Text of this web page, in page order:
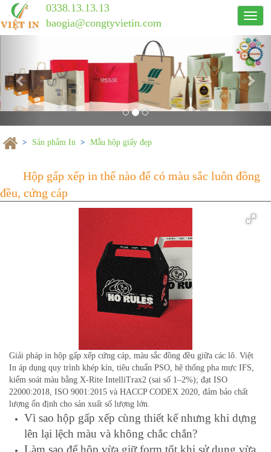
Công
ty
in
ấn
Việt
In
0338.13.13.13
baogia@congtyvietin.com
Hộp gấp xếp in thế nào để có màu
Giải pháp in hộp gấp xếp cứng cáp, màu sắc đồng đều giữa các lô. Việt
In áp dụng quy trình khép kín, tiêu chuẩn PSO, hệ thống pha mực IFS,
kiểm soát màu bằng X-Rite IntelliTrax2 (sai số 1–2%); đạt ISO
22000:2018, ISO 9001:2015 và HACCP CODEX 2020, đảm bảo chất
lượng ổn định cho sản xuất số lượng lớn.
Vì sao hộp gấp xếp cùng thiết kế nhưng khi dựng
lên lại lệch màu và không chắc chắn?
Làm sao để hộp vừa giữ form tốt khi sử dụng vừa